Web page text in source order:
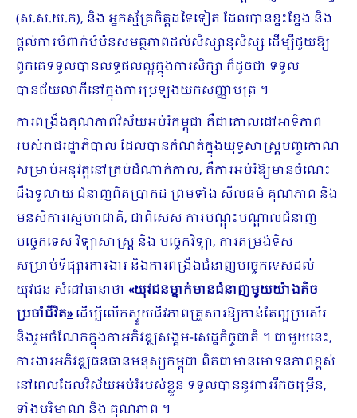
(ស.ស.យ.ក), និង អ្នកស្ម័គ្រចិត្តដទៃទៀត ដែលបានខ្នះខ្នែង និង
ផ្តល់ការបំពាក់បំប៉នសមត្ថភាពដល់សិស្សានុសិស្ស ដើម្បីជួយឱ្យ
ពួកគេទទួលបានលទ្ធផលល្អក្នុងការសិក្សា ក៏ដូចជា ទទួល
បានជ័យលាភីនៅក្នុងការប្រឡងយកសញ្ញាបត្រ ។
ការពង្រឹងគុណភាពវិស័យអប់រំកម្ពុជា គឺជាគោលដៅឤទិភាព
របស់រាជរដ្ឋាភិបាល ដែលបានកំណត់ក្នុងយុទ្ធសាស្ត្របញ្ចកោណ
សម្រាប់អនុវត្តនៅគ្រប់ដំណាក់កាល, គឺការអប់រំឱ្យមានចំណេះ
ដឹងទូលាយ ជំនាញពិតប្រាកដ ព្រមទាំង សីលធម៌ គុណភាព និង
មនសិការស្នេហាជាតិ, ជាពិសេស ការបណ្តុះបណ្តាលជំនាញ
បច្ចេកទេស វិទ្យាសាស្ត្រ និង បច្ចេកវិទ្យា, ការតម្រង់ទិស
សម្រាប់ទីផ្សារការងារ និងការពង្រឹងជំនាញបច្ចេក​ទេសដល់
យុវជន សំដៅធានាថា «យុវជនម្នាក់មានជំនាញមួយយ៉ាងតិច
ប្រចាំជីវិត»ដើម្បីលើកស្ទួយជីវភាពគ្រួសារឱ្យកាន់តែល្អប្រសើរ
និងរួមចំណែកក្នុងកាអភិវឌ្ឍសង្គម-សេដ្ឋកិច្ចជាតិ ។ ជាមួយនេះ,
ការងារអភិវឌ្ឍធនធានមនុស្សកម្ពុជា ពិតជាមានមោទនភាពខ្ពស់
នៅពេលដែលវិស័យអប់រំរបស់ខ្លួន ទទួលបាននូវការរីកចម្រើន,
ទាំងបរិមាណ និង គុណភាព ។